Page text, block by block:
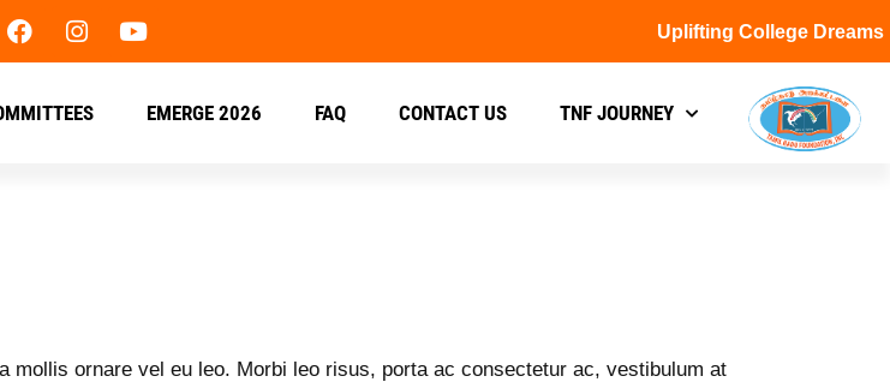
Uplifting College Dreams
EMERGE 2026 FAQ CONTACT US TNF JOURNEY
ornare vel eu leo. Morbi leo risus, porta ac consectetur ac, vestibulum at